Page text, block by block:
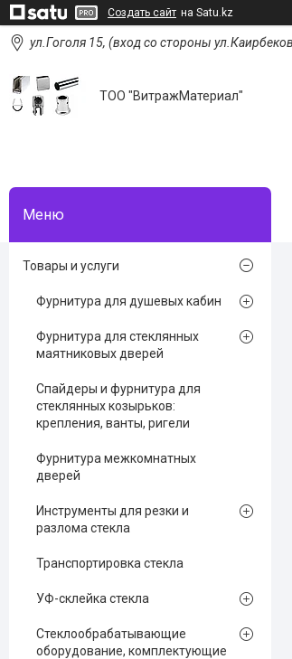
Создать сайт на Satu.kz
ул.Гоголя 15, (вход со стороны
ТОО "ВитражМатериал"
Товары и услуги
Фурнитура для душевых кабин
Фурнитура для стеклянных
маятниковых дверей
Спайдеры и фурнитура для
стеклянных козырьков:
крепления, ванты, ригели
Фурнитура межкомнатных
дверей
Инструменты для резки и
разлома стекла
Транспортировка стекла
УФ-склейка стекла
Стеклообрабатывающие
оборудование, комплектующие